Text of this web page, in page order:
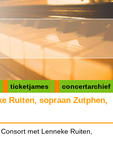
ticketjames concertarchief
Ruiten, sopraan Zutphen,
met Lenneke Ruiten,